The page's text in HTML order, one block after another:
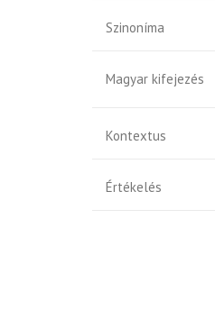
Szinoníma
Magyar kifejezés
Kontextus
Értékelés